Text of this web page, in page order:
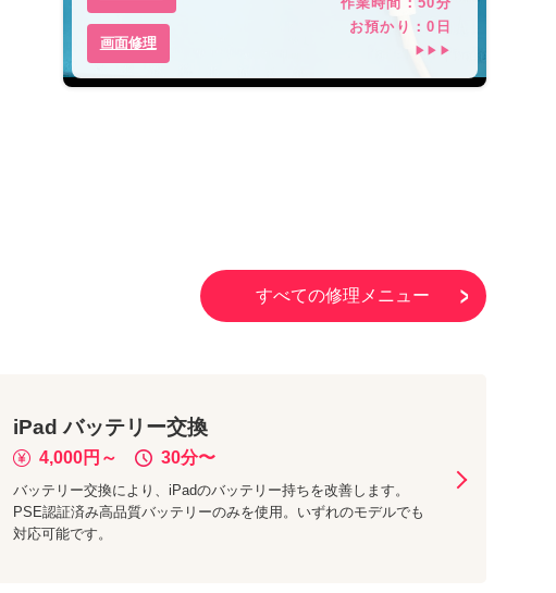
画面修理
お預かり：0 日
▶▶▶
すべての修理メニュー
iPad バッテリー交換
4,000円～ 30分〜
バッテリー交換により、iPadのバッテリー持ちを改善します。
PSE認証済み高品質バッテリーのみを使用。いずれのモデルでも
対応可能です。